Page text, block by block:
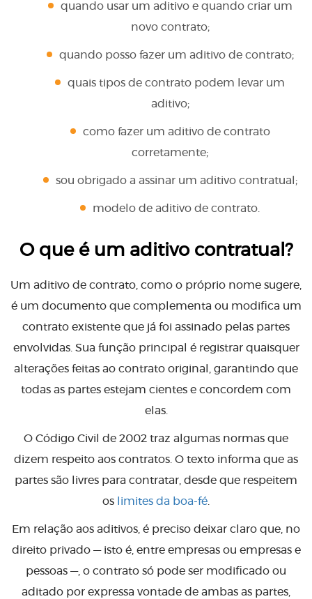
quando usar um aditivo e quando criar um
novo contrato;
quando posso fazer um aditivo de contrato;
quais tipos de contrato podem levar um
aditivo;
como fazer um aditivo de contrato
corretamente;
sou obrigado a assinar um aditivo contratual;
modelo de aditivo de contrato.
O que é um aditivo contratual?
Um aditivo de contrato, como o próprio nome sugere,
é um documento que complementa ou modifica um
contrato existente que já foi assinado pelas partes
envolvidas. Sua função principal é registrar quaisquer
alterações feitas ao contrato original, garantindo que
todas as partes estejam cientes e concordem com
elas.
O Código Civil de 2002 traz algumas normas que
dizem respeito aos contratos. O texto informa que as
partes são livres para contratar, desde que respeitem
os
limites da boa-fé.
Em relação aos aditivos, é preciso deixar claro que, no
direito privado — isto é, entre empresas ou empresas e
pessoas —, o contrato só pode ser modificado ou
aditado por expressa vontade de ambas as partes,